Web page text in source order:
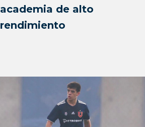
academia de alto
rendimiento